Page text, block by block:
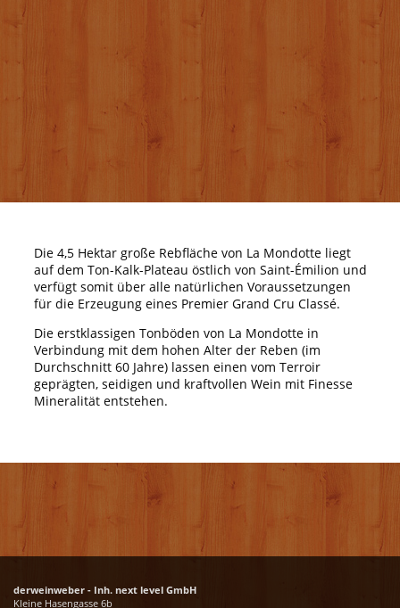
Die 4,5 Hektar große Rebfläche von La Mondotte liegt
auf dem Ton-Kalk-Plateau östlich von Saint-Émilion und
verfügt somit über alle natürlichen Voraussetzungen
für die Erzeugung eines Premier Grand Cru Classé.
Die erstklassigen Tonböden von La Mondotte in
Verbindung mit dem hohen Alter der Reben (im
Durchschnitt 60 Jahre) lassen einen vom Terroir
geprägten, seidigen und kraftvollen Wein mit Finesse
Mineralität entstehen.
derweinweber - Inh. next level GmbH
Kleine Hasengasse 6b